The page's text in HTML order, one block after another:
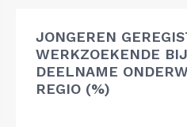
JONGEREN
WERKZOEKENDE
DEELNAME
REGIO (%)